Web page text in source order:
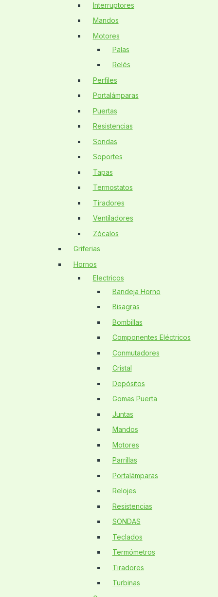
Interruptores
Mandos
Motores
Palas
Relés
Perfiles
Portalámparas
Puertas
Resistencias
Sondas
Soportes
Tapas
Termostatos
Tiradores
Ventiladores
Zócalos
Griferias
Hornos
Electricos
Bandeja Horno
Bisagras
Bombillas
Componentes Eléctricos
Conmutadores
Cristal
Depósitos
Gomas Puerta
Juntas
Mandos
Motores
Parrillas
Portalámparas
Relojes
Resistencias
SONDAS
Teclados
Termómetros
Tiradores
Turbinas